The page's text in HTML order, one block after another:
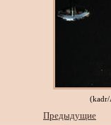
Предыдущие